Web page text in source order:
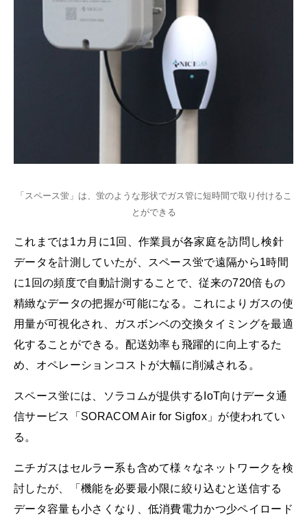
「スペース蛍」は、蛍のような形状でガス管に短時間で取り付けるこ
とができる
これまでは1カ月に1回、作業員が各家庭を訪問し検針
データを計測していたが、スペース蛍で遠隔から1時間
に1回の頻度で自動計測することで、従来の720倍もの
精緻なデータの把握が可能になる。これによりガスの使
用量が可視化され、ガスボンベの交換タイミングを最適
化することができる。配送効率も飛躍的に向上するた
め、オペレーションコストが大幅に削減される。
スペース蛍には、ソラコムが提供するIoT向けデータ通
信サービス「SORACOM Air for Sigfox」が使われてい
る。
ニチガスはセルラー系も含めて様々なネットワークを検
討したが、「機能を必要最小限に絞り込むと送信する
データ容量も小さくなり、低消費電力かつ少ペイロード